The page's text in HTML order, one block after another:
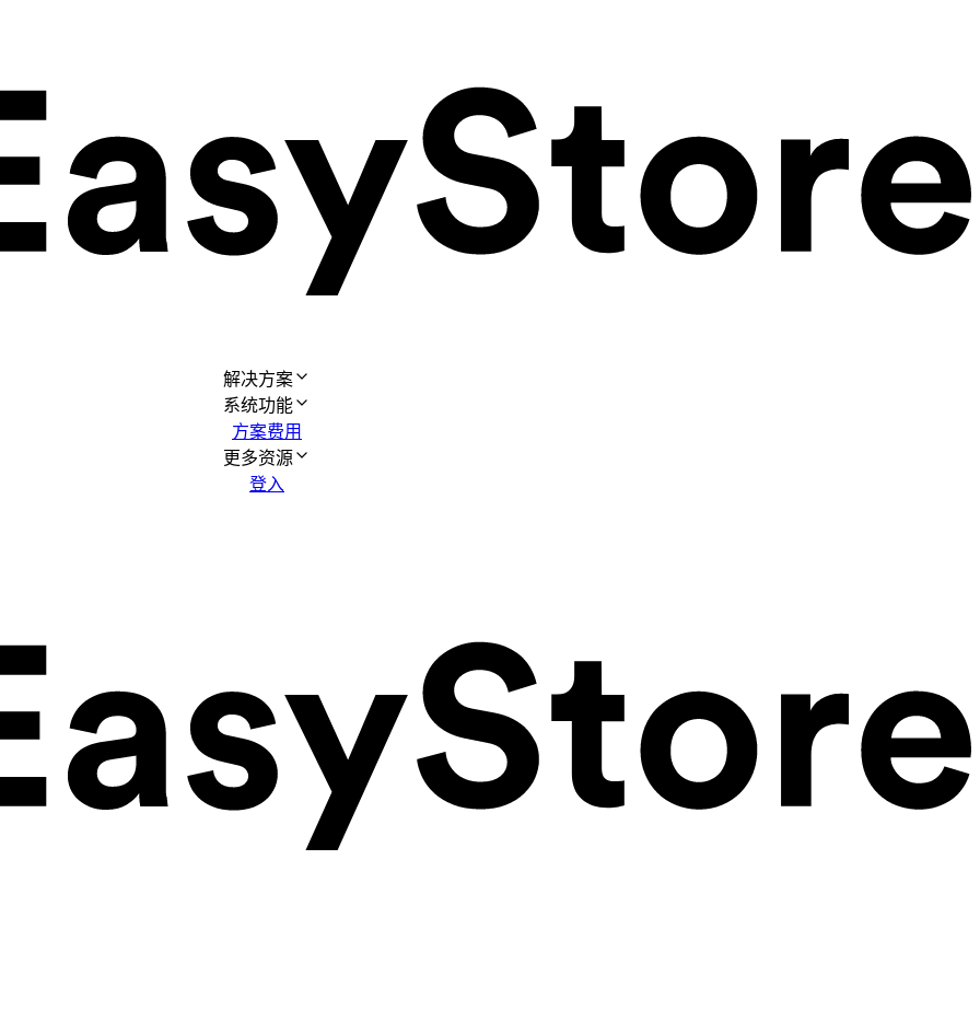
解决方案
系统功能
方案费用
更多资源
登入